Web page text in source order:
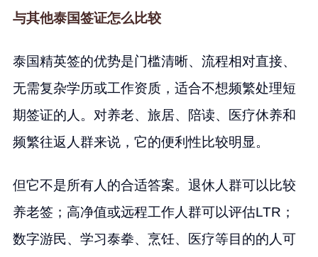
与其他泰国签证怎么比较
泰国精英签的优势是门槛清晰、流程相对直接、
无需复杂学历或工作资质，适合不想频繁处理短
期签证的人。对养老、旅居、陪读、医疗休养和
频繁往返人群来说，它的便利性比较明显。
但它不是所有人的合适答案。退休人群可以比较
养老签；高净值或远程工作人群可以评估LTR；
数字游民、学习泰拳、烹饪、医疗等目的的人可